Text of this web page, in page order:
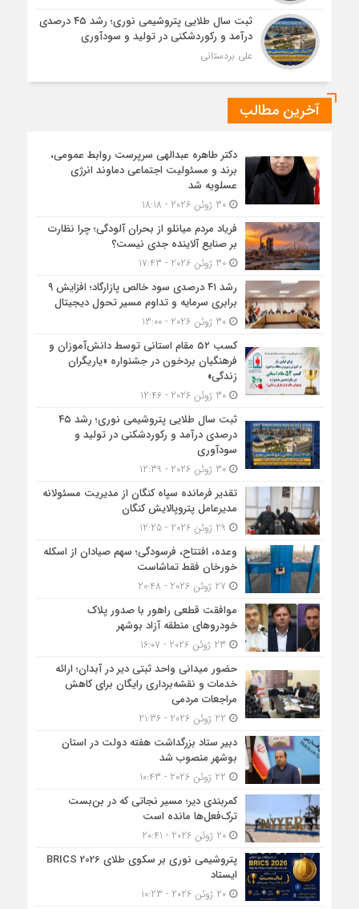
ثبت سال طلایی پتروشیمی نوری؛ رشد ۴۵ درصدی
درآمد و رکوردشکنی در تولید و سودآوری
علی بردستانی
آخرین مطالب
دکتر طاهره عبدالهی سرپرست روابط عمومی،
برند و مسئولیت اجتماعی دماوند انرژی
عسلویه شد
30 ژوئن 2026 - 18:18
فریاد مردم میانلو از بحران آلودگی؛ چرا نظارت
بر صنایع آلاینده جدی نیست؟
30 ژوئن 2026 - 17:43
رشد ۴۱ درصدی سود خالص پازارگاد؛ افزایش ۹
برابری سرمایه و تداوم مسیر تحول دیجیتال
30 ژوئن 2026 - 13:00
کسب ۵۲ مقام استانی توسط دانش‌آموزان و
فرهنگیان بردخون در جشنواره «یاریگران
زندگی»
30 ژوئن 2026 - 12:46
ثبت سال طلایی پتروشیمی نوری؛ رشد ۴۵
درصدی درآمد و رکوردشکنی در تولید و
سودآوری
30 ژوئن 2026 - 12:39
تقدیر فرمانده سپاه کنگان از مدیریت مسئولانه
مدیرعامل پتروپالایش کنگان
وعده، افتتاح، فرسودگی؛ سهم صیادان از اسکله
خورخان فقط تماشاست
موافقت قطعی راهور با صدور پلاک
خودروهای منطقه آزاد بوشهر
حضور میدانی واحد ثبتی دیر در آبدان؛ ارائه
خدمات و نقشه‌برداری رایگان برای کاهش
مراجعات مردمی
دبیر ستاد بزرگداشت هفته دولت در استان
بوشهر منصوب شد
کمربندی دیر؛ مسیر نجاتی که در بن‌بست
ترک‌فعل‌ها مانده است
20 ژوئن 2026 - 20:41
پتروشیمی نوری بر سکوی طلای BRICS 2026
ایستاد
20 ژوئن 2026 - 10:23